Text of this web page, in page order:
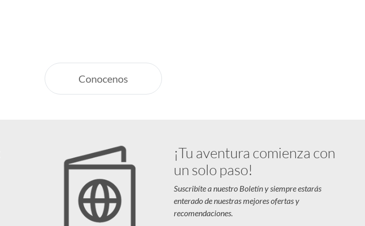
Conocenos
¡Tu aventura comienza con
un solo paso!
Suscribíte a nuestro Boletín y siempre estarás
enterado de nuestras mejores ofertas y
recomendaciones.